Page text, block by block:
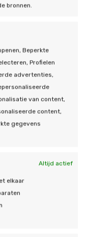
bronnen.
Beperkte
Profielen
advertenties,
van content,
content,
gegevens
Altijd actief
elkaar
7 online
voor u klaar
u een
hebben als
dan ook de
beleving
middel van
hopen wij iets
woningen in stijl.
zonnestraal te
wij ons werk,
Wilt u graag
in Elsloo?